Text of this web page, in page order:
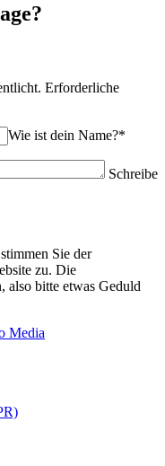
Erforderliche
Wie ist dein Name?*
Schreibe
Sie der
zu. Die
also bitte etwas Geduld
Media